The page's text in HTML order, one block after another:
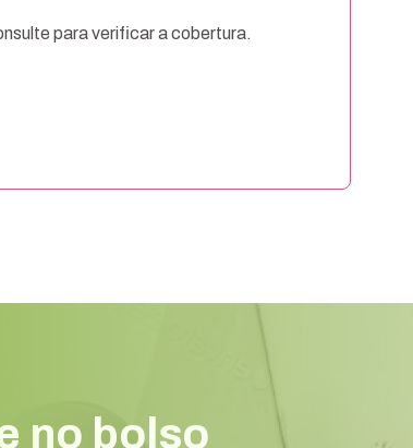
para verificar a cobertura.
no bolso